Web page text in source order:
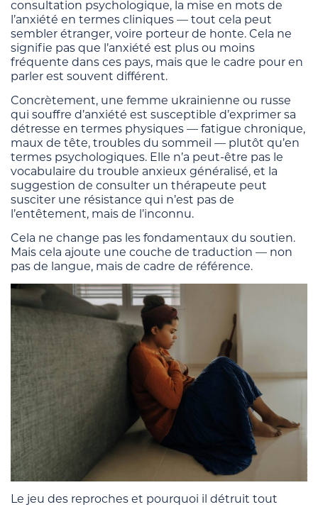
consultation psychologique, la mise en mots de
l’anxiété en termes cliniques — tout cela peut
sembler étranger, voire porteur de honte. Cela ne
signifie pas que l’anxiété est plus ou moins
fréquente dans ces pays, mais que le cadre pour en
parler est souvent différent.
Concrètement, une femme ukrainienne ou russe
qui souffre d’anxiété est susceptible d’exprimer sa
détresse en termes physiques — fatigue chronique,
maux de tête, troubles du sommeil — plutôt qu’en
termes psychologiques. Elle n’a peut-être pas le
vocabulaire du trouble anxieux généralisé, et la
suggestion de consulter un thérapeute peut
susciter une résistance qui n’est pas de
l’entêtement, mais de l’inconnu.
Cela ne change pas les fondamentaux du soutien.
Mais cela ajoute une couche de traduction — non
pas de langue, mais de cadre de référence.
Le jeu des reproches et pourquoi il détruit tout